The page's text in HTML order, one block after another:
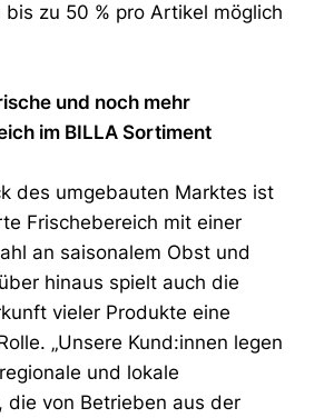
bis zu 50 % pro Artikel möglich
und noch mehr
im BILLA Sortiment
des umgebauten Marktes ist
Frischebereich mit einer
an saisonalem Obst und
hinaus spielt auch die
vieler Produkte eine
„Unsere Kund:innen legen
und lokale
die von Betrieben aus der